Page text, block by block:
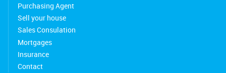
Purchasing Agent
Sell your house
Sales Consulation
Mortgages
Insurance
Contact